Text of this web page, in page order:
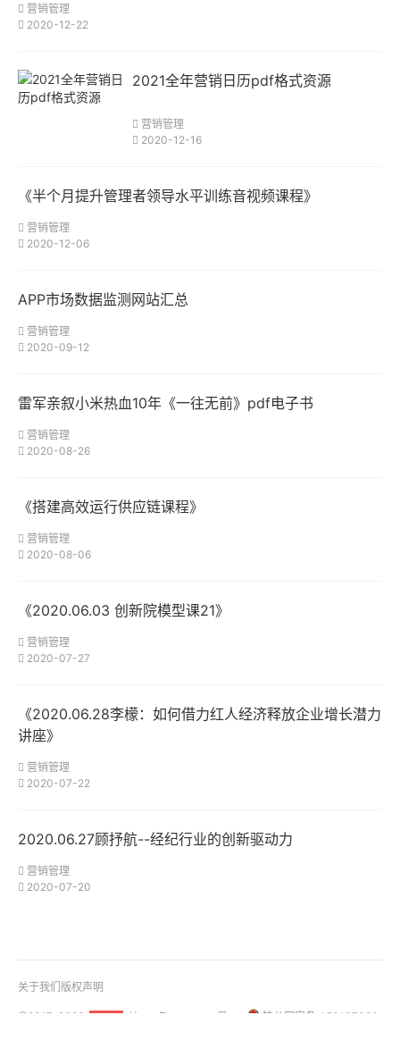
营销管理
2020-12-22
2021全年营销日历pdf格式资源
营销管理
2020-12-16
《半个月提升管理者领导水平训练音视频课程》
营销管理
2020-12-06
APP市场数据监测网站汇总
营销管理
2020-09-12
雷军亲叙小米热血10年《一往无前》pdf电子书
营销管理
2020-08-26
《搭建高效运行供应链课程》
营销管理
2020-08-06
《2020.06.03 创新院模型课21》
营销管理
2020-07-27
《2020.06.28李檬：如何借力红人经济释放企业增长潜力
讲座》
营销管理
2020-07-22
2020.06.27顾抒航--经纪行业的创新驱动力
营销管理
2020-07-20
关于我们 版权声明
@2017-2026 桂ICP备18001158号-1
桂公网安备 450107020